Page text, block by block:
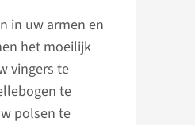
in uw armen en
het moeilijk
vingers te
te
polsen te